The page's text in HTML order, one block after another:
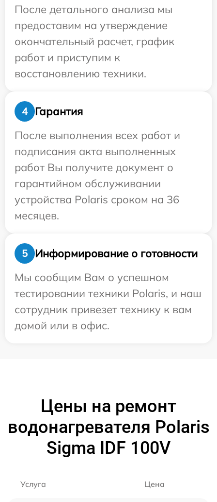
После детального анализа мы
предоставим на утверждение
окончательный расчет, график
работ и приступим к
восстановлению техники.
4
Гарантия
После выполнения всех работ и
подписания акта выполненных
работ Вы получите документ о
гарантийном обслуживании
устройства Polaris сроком на 36
месяцев.
5
Информирование о готовности
Мы сообщим Вам о успешном
тестировании техники Polaris, и наш
сотрудник привезет технику к вам
домой или в офис.
Цены на ремонт
водонагревателя Polaris
Sigma IDF 100V
Услуга Цена